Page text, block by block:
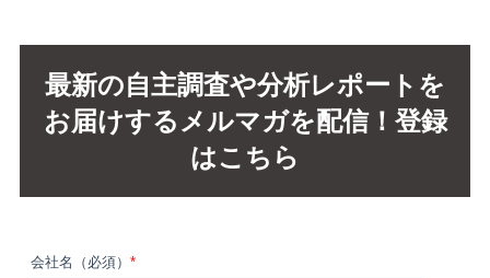
最新の自主調査や分析レポートを
お届けするメルマガを配信！登録
はこちら